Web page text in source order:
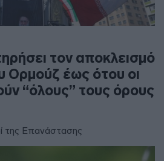
τον αποκλεισμό
Ορμούζ έως ότου οι
“όλους” τους όρους
της Επανάστασης